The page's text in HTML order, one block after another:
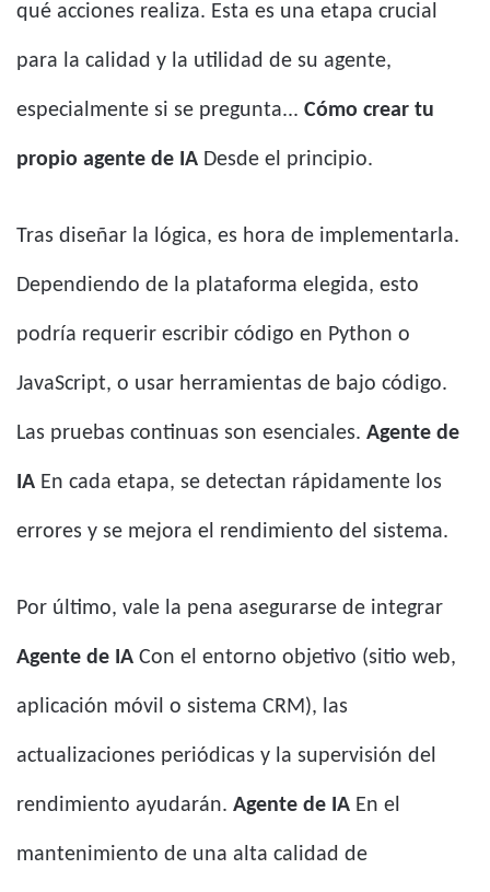
qué acciones realiza. Esta es una etapa crucial
para la calidad y la utilidad de su agente,
especialmente si se pregunta... Cómo crear tu
propio agente de IA Desde el principio.
Tras diseñar la lógica, es hora de implementarla.
Dependiendo de la plataforma elegida, esto
podría requerir escribir código en Python o
JavaScript, o usar herramientas de bajo código.
Las pruebas continuas son esenciales. Agente de
IA En cada etapa, se detectan rápidamente los
errores y se mejora el rendimiento del sistema.
Por último, vale la pena asegurarse de integrar
Agente de IA Con el entorno objetivo (sitio web,
aplicación móvil o sistema CRM), las
actualizaciones periódicas y la supervisión del
rendimiento ayudarán. Agente de IA En el
mantenimiento de una alta calidad de